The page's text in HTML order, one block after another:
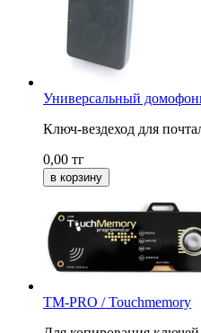
Универсальный
Ключ-вездеход для
0,00 тг
ТМ-PRO / Touchmemory